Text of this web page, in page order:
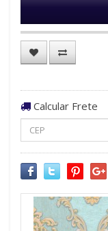
Calcular Frete